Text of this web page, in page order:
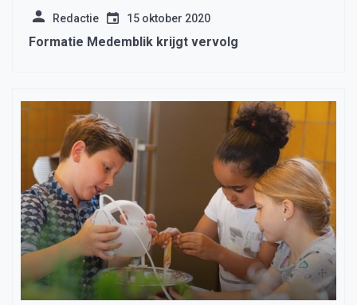
Redactie 15 oktober 2020
Formatie Medemblik krijgt vervolg